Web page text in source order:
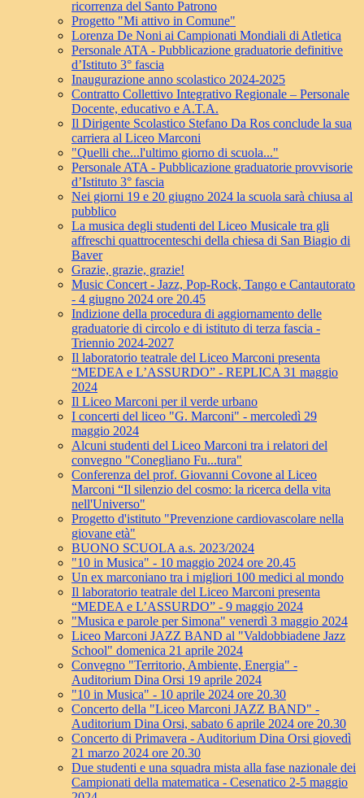
ricorrenza del Santo Patrono
Progetto "Mi attivo in Comune"
Lorenza De Noni ai Campionati Mondiali di Atletica
Personale ATA - Pubblicazione graduatorie definitive
d’Istituto 3° fascia
Inaugurazione anno scolastico 2024-2025
Contratto Collettivo Integrativo Regionale – Personale
Docente, educativo e A.T.A.
Il Dirigente Scolastico Stefano Da Ros conclude la sua
carriera al Liceo Marconi
"Quelli che...l'ultimo giorno di scuola..."
Personale ATA - Pubblicazione graduatorie provvisorie
d’Istituto 3° fascia
Nei giorni 19 e 20 giugno 2024 la scuola sarà chiusa al
pubblico
La musica degli studenti del Liceo Musicale tra gli
affreschi quattrocenteschi della chiesa di San Biagio di
Baver
Grazie, grazie, grazie!
Music Concert - Jazz, Pop-Rock, Tango e Cantautorato
- 4 giugno 2024 ore 20.45
Indizione della procedura di aggiornamento delle
graduatorie di circolo e di istituto di terza fascia -
Triennio 2024-2027
Il laboratorio teatrale del Liceo Marconi presenta
“MEDEA e L’ASSURDO” - REPLICA 31 maggio
2024
Il Liceo Marconi per il verde urbano
I concerti del liceo "G. Marconi" - mercoledì 29
maggio 2024
Alcuni studenti del Liceo Marconi tra i relatori del
convegno "Conegliano Fu...tura"
Conferenza del prof. Giovanni Covone al Liceo
Marconi “Il silenzio del cosmo: la ricerca della vita
nell'Universo"
Progetto d'istituto "Prevenzione cardiovascolare nella
giovane età"
BUONO SCUOLA a.s. 2023/2024
"10 in Musica" - 10 maggio 2024 ore 20.45
Un ex marconiano tra i migliori 100 medici al mondo
Il laboratorio teatrale del Liceo Marconi presenta
“MEDEA e L’ASSURDO” - 9 maggio 2024
"Musica e parole per Simona" venerdì 3 maggio 2024
Liceo Marconi JAZZ BAND al "Valdobbiadene Jazz
School" domenica 21 aprile 2024
Convegno "Territorio, Ambiente, Energia" -
Auditorium Dina Orsi 19 aprile 2024
"10 in Musica" - 10 aprile 2024 ore 20.30
Concerto della "Liceo Marconi JAZZ BAND" -
Auditorium Dina Orsi, sabato 6 aprile 2024 ore 20.30
Concerto di Primavera - Auditorium Dina Orsi giovedì
21 marzo 2024 ore 20.30
Due studenti e una squadra mista alla fase nazionale dei
Campionati della matematica - Cesenatico 2-5 maggio